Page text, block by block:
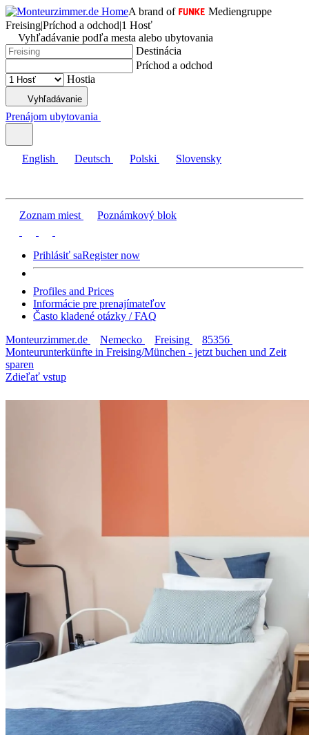
A brand of
Mediengruppe
Freising|Príchod a odchod|1 Hosť
Vyhľadávanie podľa mesta alebo ubytovania
Destinácia
Príchod a odchod
Hostia
Vyhľadávanie
Prenájom ubytovania
English Deutsch Polski Slovensky
Zoznam miest Poznámkový blok
Prihlásiť saRegister now
Profiles and Prices
Informácie pre prenajímateľov
Často kladené otázky / FAQ
Monteurzimmer.de
Nemecko Freising
85356
Monteurunterkünfte in Freising/München - jetzt buchen und Zeit
sparen
Zdieľať vstup